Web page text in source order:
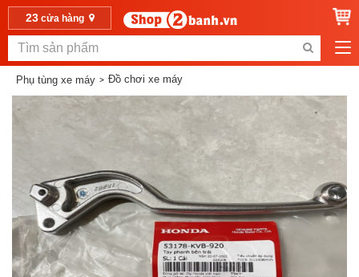
23cửa hàng
Phụ tùng xe máy Đồ chơi xe máy